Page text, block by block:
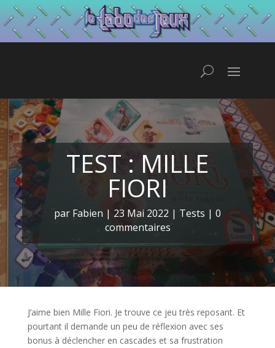
TEST : MILLE
FIORI
par Fabien | 23 Mai 2022 | Tests | 0
commentaires
J’aime bien Mille Fiori. Je trouve ce jeu très reposant. Et
pourtant il demande un peu de réflexion avec ses
bonus à déclencher en cascades et sa frustration